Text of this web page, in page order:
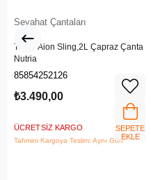
Seyahat Çantaları
Thule Aion Sling,2L Çapraz Çanta
Nutria
85854252126
₺3.490,00
ÜCRETSIZ KARGO
Tahmini Kargoya Teslim: Aynı Gün
SEPETE
EKLE